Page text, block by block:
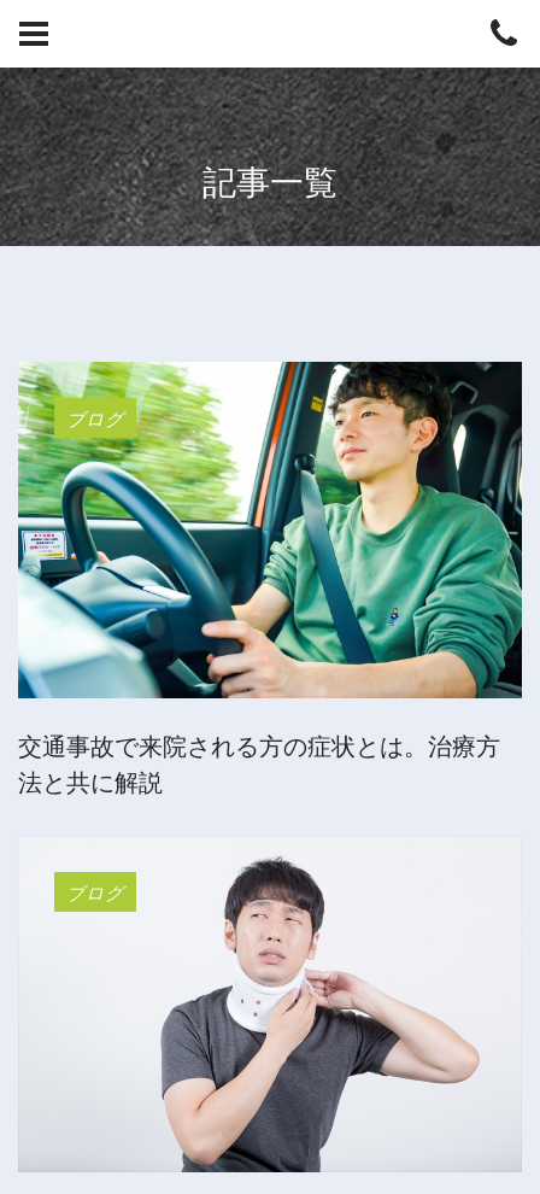
記事一覧
ブログ
交通事故で来院される方の症状とは。治療方
法と共に解説
ブログ